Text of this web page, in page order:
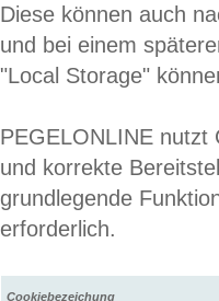
Diese können auch
und bei einem
"Local Storage"
PEGELONLINE nutzt
und korrekte
grundlegende
erforderlich.
Cookiebezeichung